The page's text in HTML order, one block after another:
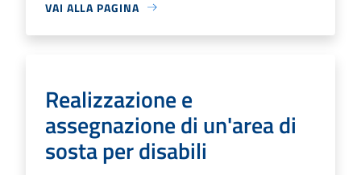
VAI ALLA PAGINA
Realizzazione e
assegnazione di un'area di
sosta per disabili